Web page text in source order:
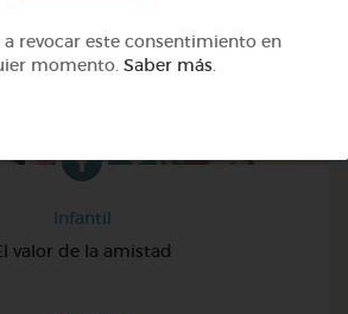
Infantil
valor de la amistad
a revocar este consentimiento en
momento. Saber más.